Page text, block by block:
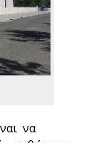
να